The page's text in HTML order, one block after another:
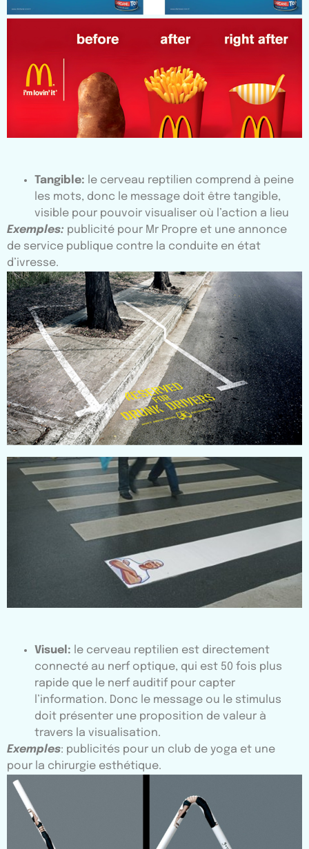
Tangible: le cerveau reptilien comprend à peine
les mots, donc le message doit être tangible,
visible pour pouvoir visualiser où l’action a lieu
Exemples: publicité pour Mr Propre et une annonce
de service publique contre la conduite en état
d’ivresse.
Visuel: le cerveau reptilien est directement
connecté au nerf optique, qui est 50 fois plus
rapide que le nerf auditif pour capter
l’information. Donc le message ou le stimulus
doit présenter une proposition de valeur à
travers la visualisation.
Exemples: publicités pour un club de yoga et une
pour la chirurgie esthétique.